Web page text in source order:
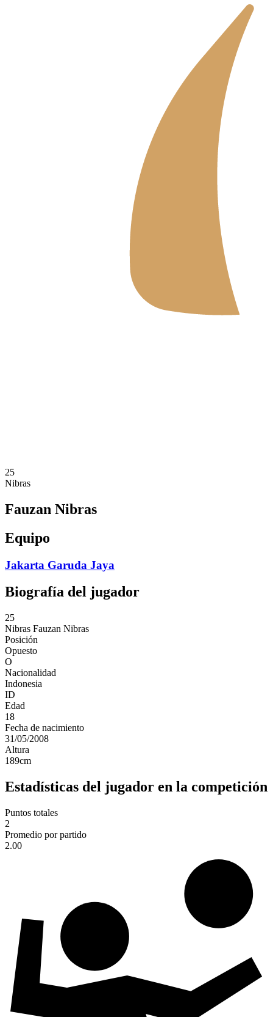
25
Nibras
Fauzan Nibras
Equipo
Jakarta Garuda Jaya
Biografía del jugador
25
Nibras Fauzan Nibras
Posición
Opuesto
O
Nacionalidad
Indonesia
ID
Edad
18
Fecha de nacimiento
31/05/2008
Altura
189cm
Estadísticas del jugador en la competición
Puntos totales
2
Promedio por partido
2.00